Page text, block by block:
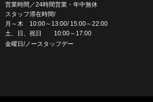
営業時間／24時間営業・年中無休
スタッフ滞在時間/
月～木 10:00～13:00/ 15:00～22:00
土、日、祝日 10:00～17:00
金曜日/ノースタッフデー